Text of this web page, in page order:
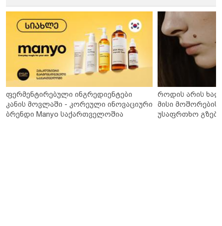
ფერმენტირებული ინგრედიენტები
კანის მოვლაში - კორეული ინოვაციური
ბრენდი Manyo საქართველოშია
როდის არის
მისი მოშორების
უსაფრთხო გზები